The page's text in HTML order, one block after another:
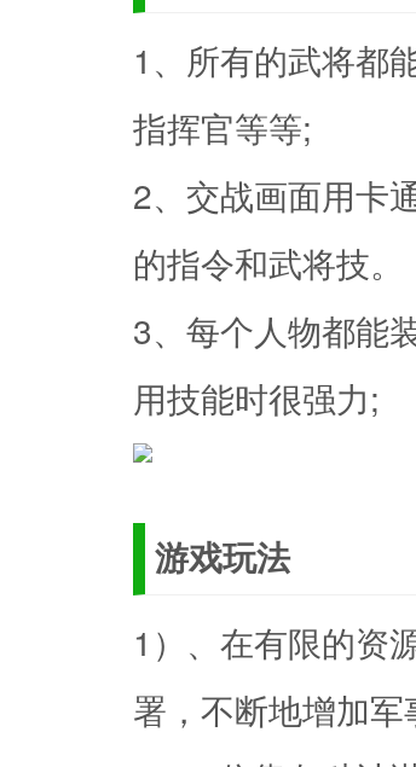
1、所有的武将都
指挥官等等;
2、交战画面用卡
的指令和武将技。
3、每个人物都能
用技能时很强力;
游戏玩法
1）、在有限的资
署，不断地增加军